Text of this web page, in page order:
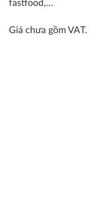
fastfood,…
Giá chưa gồm VAT.